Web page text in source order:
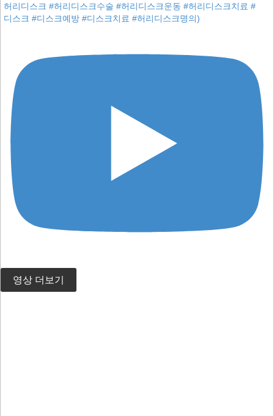
허리디스크 #허리디스크수술 #허리디스크운동 #허리디스크치료 #
디스크 #디스크예방 #디스크치료 #허리디스크명의)
영상 더보기